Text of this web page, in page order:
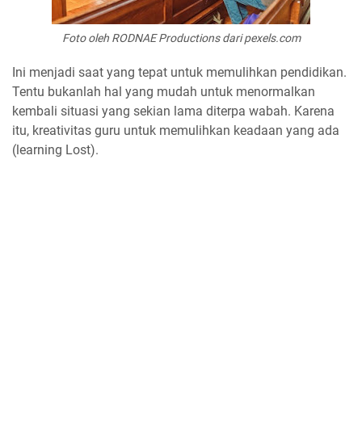
Foto oleh RODNAE Productions dari pexels.com
Ini menjadi saat yang tepat untuk memulihkan pendidikan.
Tentu bukanlah hal yang mudah untuk menormalkan
kembali situasi yang sekian lama diterpa wabah. Karena
itu, kreativitas guru untuk memulihkan keadaan yang ada
(learning Lost).